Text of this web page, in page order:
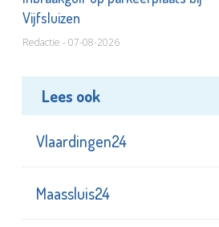
Vijfsluizen
Redactie - 07-08-2026
Lees ook
Vlaardingen24
Maassluis24